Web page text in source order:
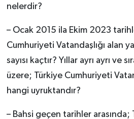
nelerdir?
– Ocak 2015 ila Ekim 2023
Cumhuriyeti Vatandaşlığı alan
sayısı kaçtır? Yıllar ayrı ayrı ve
üzere; Türkiye Cumhuriyeti
hangi uyruktandır?
– Bahsi geçen tarihler arasında;